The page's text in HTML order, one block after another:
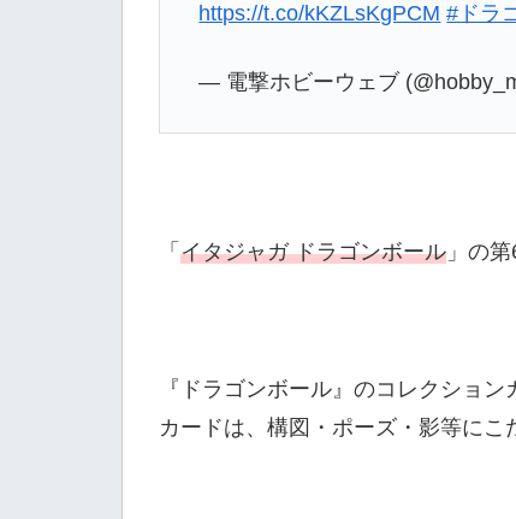
https://t.co/kKZLsKgPCM #ドラ
— 電撃ホビーウェブ
「 イタジャガ ドラゴンボール 」の
『ドラゴンボール』のコレクショ
カードは、構図・ポーズ・影等にこ